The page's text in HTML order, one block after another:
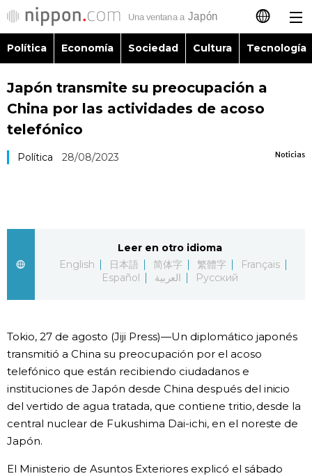
日本語
English
Русский
Política
Vida
Guía de Japón
Vídeos e imágenes
En profundidad
Política Economía Sociedad Cultura Tecnología
Japón transmite su preocupación a
China por las actividades de acoso
telefónico
Noticias
Política 28/08/2023
Leer en otro idioma
English
日本語 简体字 繁體字
Français
Español
العربية Русский
Tokio, 27 de agosto (Jiji Press)—Un diplomático japonés
transmitió a China su preocupación por el acoso
telefónico que están recibiendo ciudadanos e
instituciones de Japón desde China después del inicio
del vertido de agua tratada, que contiene tritio, desde la
central nuclear de Fukushima Dai-ichi, en el noreste de
Japón.
El Ministerio de Asuntos Exteriores explicó el sábado